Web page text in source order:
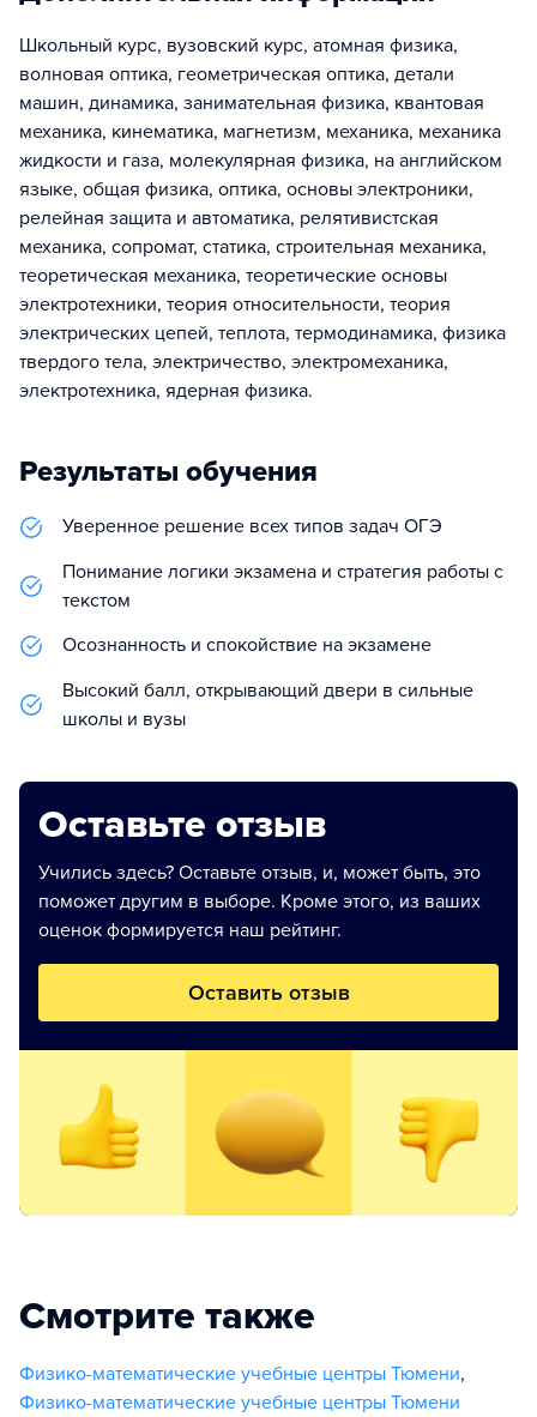
Школьный курс, вузовский курс, атомная физика,
волновая оптика, геометрическая оптика, детали
машин, динамика, занимательная физика, квантовая
механика, кинематика, магнетизм, механика, механика
жидкости и газа, молекулярная физика, на английском
языке, общая физика, оптика, основы электроники,
релейная защита и автоматика, релятивистская
механика, сопромат, статика, строительная механика,
теоретическая механика, теоретические основы
электротехники, теория относительности, теория
электрических цепей, теплота, термодинамика, физика
твердого тела, электричество, электромеханика,
электротехника, ядерная физика.
Результаты обучения
Уверенное решение всех типов задач ОГЭ
Понимание логики экзамена и стратегия работы с
текстом
Осознанность и спокойствие на экзамене
Высокий балл, открывающий двери в сильные
школы и вузы
Оставьте отзыв
Учились здесь? Оставьте отзыв, и, может быть, это
поможет другим в выборе. Кроме этого, из ваших
оценок формируется наш рейтинг.
Оставить отзыв
Смотрите также
Физико-математические учебные центры Тюмени,
Физико-математические учебные центры Тюмени